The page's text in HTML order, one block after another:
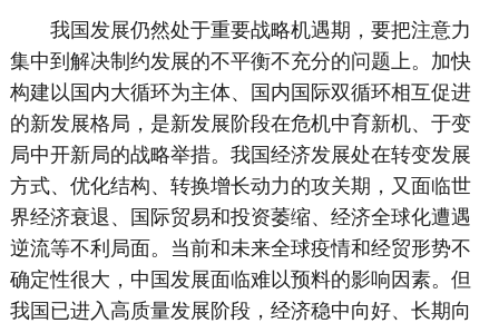
我国发展仍然处于重要战略机遇期，要把注意力
集中到解决制约发展的不平衡不充分的问题上。加快
构建以国内大循环为主体、国内国际双循环相互促进
的新发展格局，是新发展阶段在危机中育新机、于变
局中开新局的战略举措。我国经济发展处在转变发展
方式、优化结构、转换增长动力的攻关期，又面临世
界经济衰退、国际贸易和投资萎缩、经济全球化遭遇
逆流等不利局面。当前和未来全球疫情和经贸形势不
确定性很大，中国发展面临难以预料的影响因素。但
我国已进入高质量发展阶段，经济稳中向好、长期向